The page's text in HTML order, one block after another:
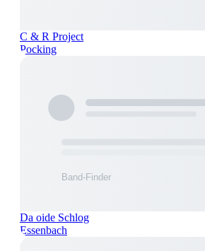
C & R Project
Pocking
Da oide Schlog
Essenbach